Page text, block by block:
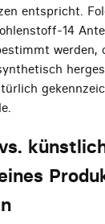
entspricht.
14
werden,